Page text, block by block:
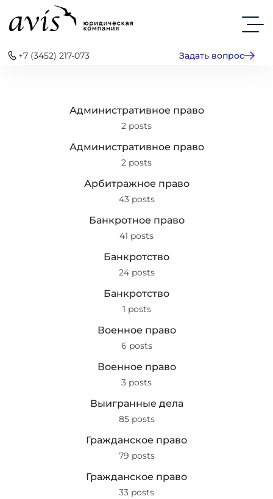
+7 (3452) 217-073 Задать вопрос
Административное право
2 posts
Административное право
2 posts
Арбитражное право
43 posts
Банкротное право
41 posts
Банкротство
24 posts
Банкротство
1 posts
Военное право
6 posts
Военное право
3 posts
Выигранные дела
85 posts
Гражданское право
79 posts
Гражданское право
33 posts